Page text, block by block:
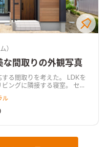
）
な間取りの外観写真
取りを考えた。 LDKを
グに隣接する寝室。 セン
ル